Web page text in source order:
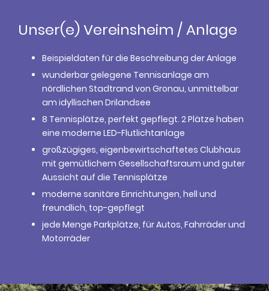
Unser(e) Vereinsheim / Anlage
Beispieldaten für die Beschreibung der Anlage
wunderbar gelegene Tennisanlage am
nördlichen Stadtrand von Gronau, unmittelbar
am idyllischen Drilandsee
8 Tennisplätze, perfekt gepflegt. 2 Plätze haben
eine moderne LED-Flutlichtanlage
großzügiges, eigenbewirtschaftetes Clubhaus
mit gemütlichem Gesellschaftsraum und guter
Aussicht auf die Tennisplätze
moderne sanitäre Einrichtungen, hell und
freundlich, top-gepflegt
jede Menge Parkplätze, für Autos, Fahrräder und
Motorräder